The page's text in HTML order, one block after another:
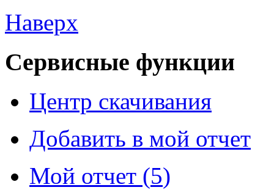
Наверх
Сервисные функции
Центр скачивания
Добавить в мой отчет
Мой отчет (5)